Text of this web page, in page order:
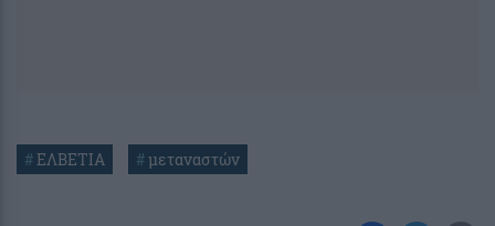
#ΕΛΒΕΤΙΑ #μεταναστών